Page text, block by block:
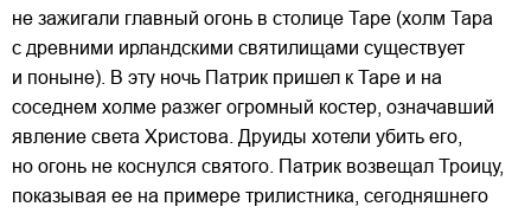
не зажигали главный огонь в столице Таре (холм Тара
с древними ирландскими святилищами существует
и поныне). В эту ночь Патрик пришел к Таре и на
соседнем холме разжег огромный костер, означавший
явление света Христова. Друиды хотели убить его,
но огонь не коснулся святого. Патрик возвещал Троицу,
показывая ее на примере трилистника, сегодняшнего